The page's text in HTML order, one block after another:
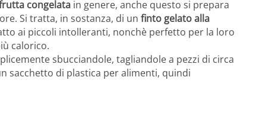
congelata in genere, anche questo si prepara
Si tratta, in sostanza, di un finto gelato alla
ai piccoli intolleranti, nonchè perfetto per la loro
calorico.
sbucciandole, tagliandole a pezzi di circa
sacchetto di plastica per alimenti, quindi